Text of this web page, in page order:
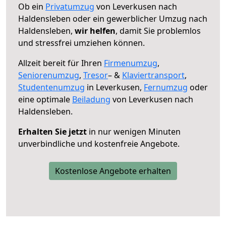
Ob ein Privatumzug von Leverkusen nach
Haldensleben oder ein gewerblicher Umzug nach
Haldensleben, wir helfen, damit Sie problemlos
und stressfrei umziehen können.
Allzeit bereit für Ihren Firmenumzug,
Seniorenumzug, Tresor– & Klaviertransport,
Studentenumzug in Leverkusen, Fernumzug oder
eine optimale Beiladung von Leverkusen nach
Haldensleben.
Erhalten Sie jetzt in nur wenigen Minuten
unverbindliche und kostenfreie Angebote.
Kostenlose Angebote erhalten